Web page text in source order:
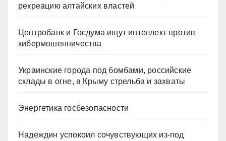
рекреацию алтайских властей
Центробанк и Госдума ищут интеллект против
кибермошенничества
Украинские города под бомбами, российские
склады в огне, в Крыму стрельба и захваты
Энергетика госбезопасности
Надеждин успокоил сочувствующих из-под